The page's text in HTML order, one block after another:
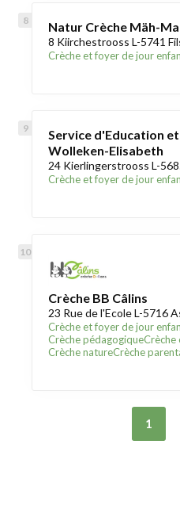
Natur Crèche Mäh-
8 Kiirchestrooss L-5741
Crèche et foyer de jour
Service d'Education
Wolleken-Elisabeth
24 Kierlingerstrooss L-
Crèche et foyer de jour
Crèche BB Câlins
23 Rue de l'Ecole L-5716
Crèche et foyer de jour
Crèche pédagogiqueCrèche
Crèche natureCrèche
1